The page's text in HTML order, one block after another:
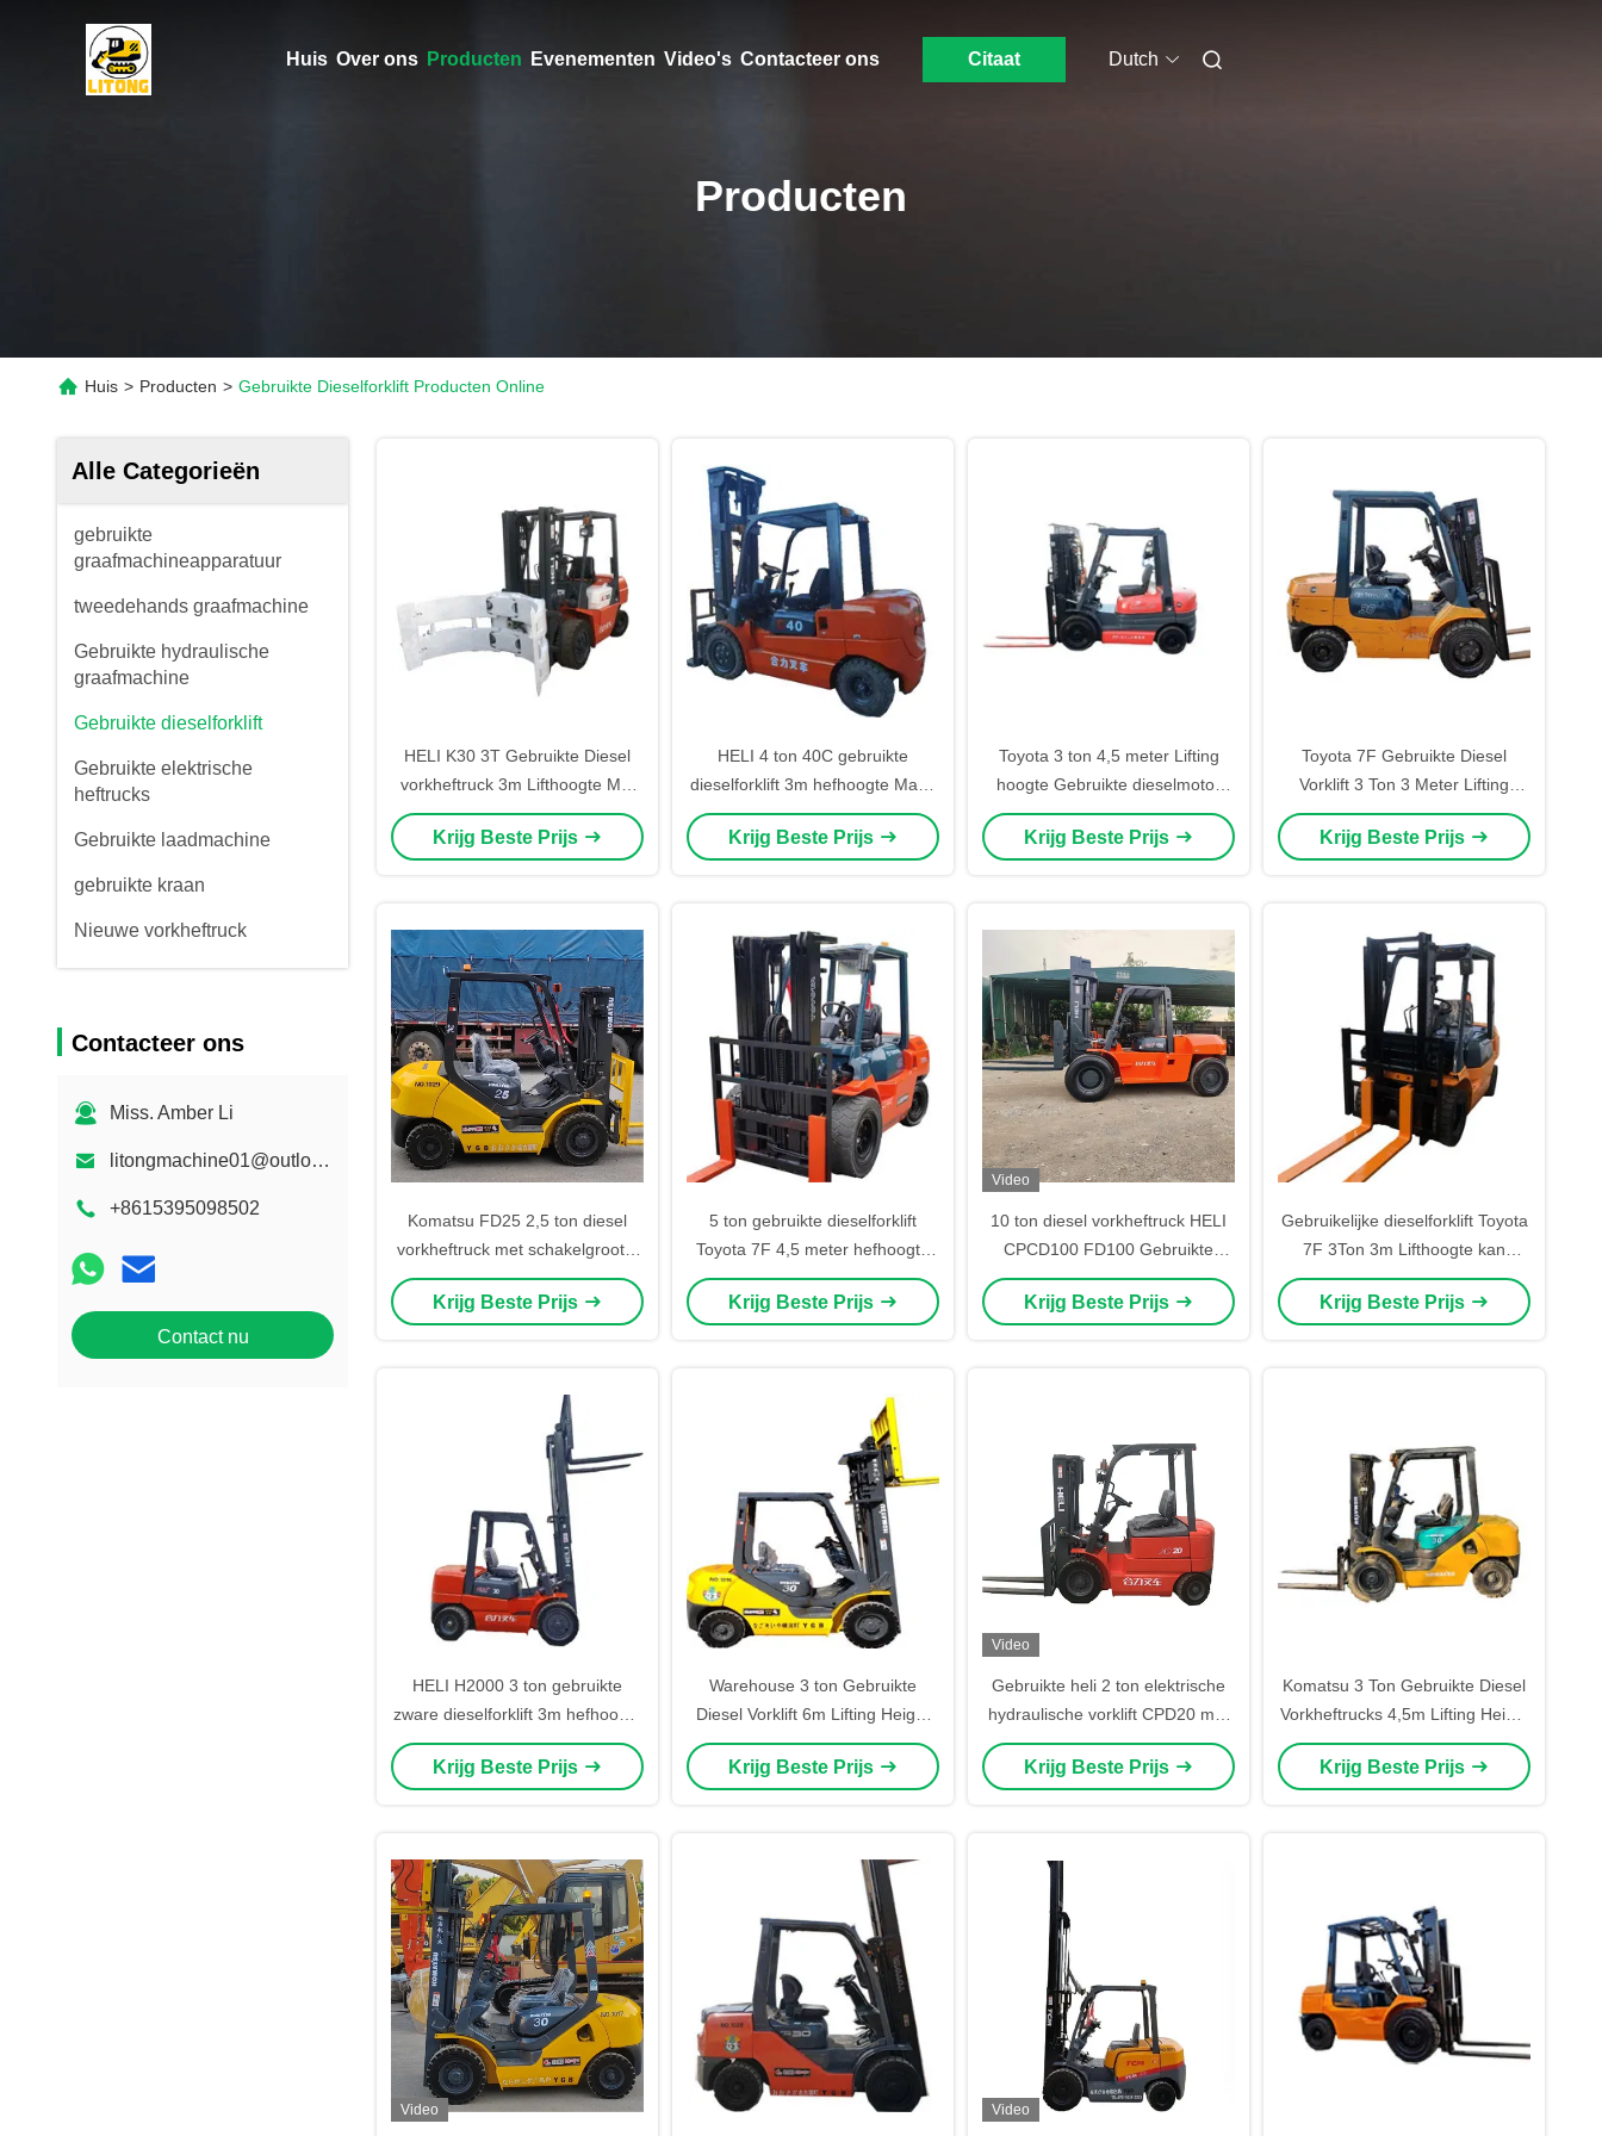
Huis Over ons Producten Evenementen Video's Contacteer ons Citaat Dutch
Producten
Huis > Producten > Gebruikte Dieselforklift Producten Online
Alle Categorieën
gebruikte
graafmachineapparatuur
tweedehands graafmachine
Gebruikte hydraulische
graafmachine
Gebruikte dieselforklift
Gebruikte elektrische
heftrucks
Gebruikte laadmachine
gebruikte kraan
Nieuwe vorkheftruck
Contacteer ons
Miss. Amber Li
litongmachine01@outlook.com
+8615395098502
Contact nu
HELI K30 3T Gebruikte Diesel
vorkheftruck 3m Lifthoogte Met
Klem 2 Stages Masten
Krijg Beste Prijs
HELI 4 ton 40C gebruikte
dieselforklift 3m hefhoogte Made
in China 2 stappen masten
Krijg Beste Prijs
Toyota 3 ton 4,5 meter Lifting
hoogte Gebruikte dieselmotor
Vorklift Drie-stappen masten
Krijg Beste Prijs
Toyota 7F Gebruikte Diesel
Vorklift 3 Ton 3 Meter Lifting
Hoogte Originele Verf
Krijg Beste Prijs
Komatsu FD25 2,5 ton diesel
vorkheftruck met schakelgrootte
en containermast 3 meter
Krijg Beste Prijs
5 ton gebruikte dieselforklift
Toyota 7F 4,5 meter hefhoogte
met drie trappen masten
Krijg Beste Prijs
Video
10 ton diesel vorkheftruck HELI
CPCD100 FD100 Gebruikte
hefmachine HELI H2000 serie
Krijg Beste Prijs
Gebruikelijke dieselforklift Toyota
7F 3Ton 3m Lifthoogte kan
worden gerenoveerd
Krijg Beste Prijs
HELI H2000 3 ton gebruikte
zware dieselforklift 3m hefhoogte
met twee trappen masten
Krijg Beste Prijs
Warehouse 3 ton Gebruikte
Diesel Vorklift 6m Lifting Height
Komatsu Met Moving Shifter
Krijg Beste Prijs
Video
Gebruikte heli 2 ton elektrische
hydraulische vorklift CPD20 met
lithiumbatterie
Krijg Beste Prijs
Komatsu 3 Ton Gebruikte Diesel
Vorkheftrucks 4,5m Lifting Height
3 Masts Stages Moving Shifter
Krijg Beste Prijs
Video Video